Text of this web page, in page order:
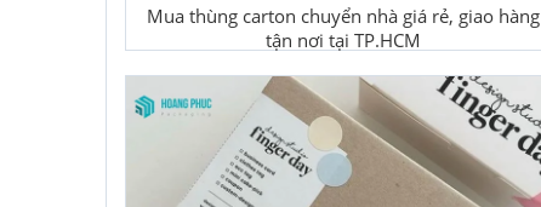
Mua thùng carton chuyển nhà giá rẻ, giao hàng
tận nơi tại TP.HCM